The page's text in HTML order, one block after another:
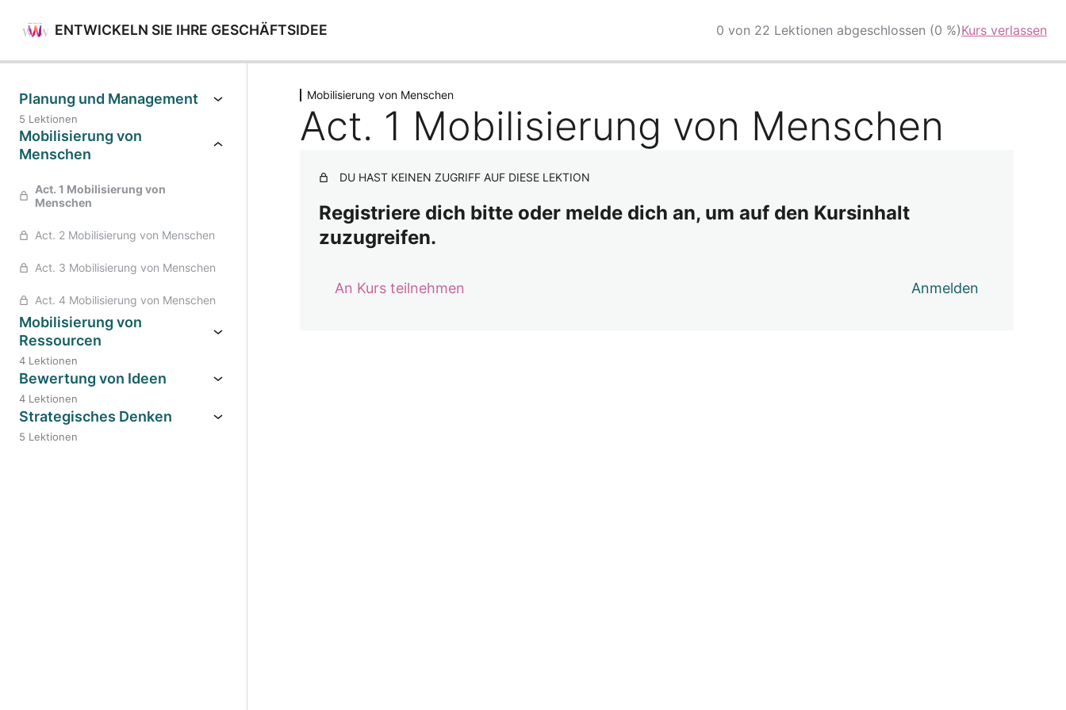
ENTWICKELN SIE IHRE GESCHÄFTSIDEE 0 von 22 Lektionen abgeschlossen (0 %)Kurs verlassen
Planung und Management
5 Lektionen
Mobilisierung von
Menschen
Act. 1 Mobilisierung von
Menschen
Act. 2 Mobilisierung von Menschen
Act. 3 Mobilisierung von Menschen
Act. 4 Mobilisierung von Menschen
Mobilisierung von
Ressourcen
4 Lektionen
Bewertung von Ideen
4 Lektionen
Strategisches Denken
5 Lektionen
Mobilisierung von Menschen
Act. 1 Mobilisierung von Menschen
DU HAST KEINEN ZUGRIFF AUF DIESE LEKTION
Registriere dich bitte oder melde dich an, um auf den Kursinhalt
zuzugreifen.
An Kurs teilnehmen Anmelden